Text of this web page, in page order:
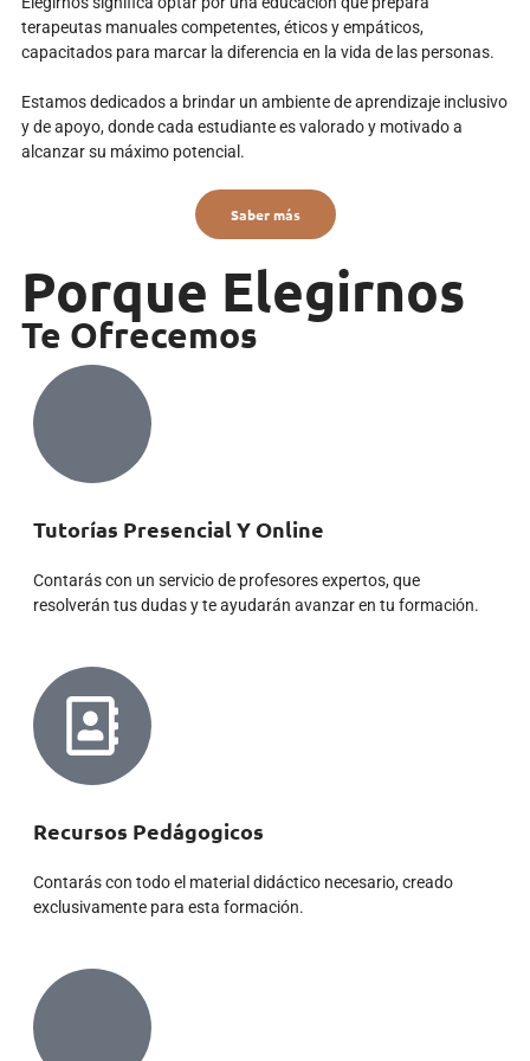
terapeutas manuales competentes, éticos y empáticos,
capacitados para marcar la diferencia en la vida de las personas.
Estamos dedicados a brindar un ambiente de aprendizaje inclusivo
y de apoyo, donde cada estudiante es valorado y motivado a
alcanzar su máximo potencial.
Saber más
Porque Elegirnos
Te Ofrecemos
Tutorías Presencial Y Online
Contarás con un servicio de profesores expertos, que
resolverán tus dudas y te ayudarán avanzar en tu formación.
Recursos Pedágogicos
Contarás con todo el material didáctico necesario, creado
exclusivamente para esta formación.